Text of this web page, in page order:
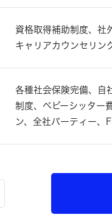
資格取得補助制度、社
キャリアカウンセリン
各種社会保険完備、自
制度、ベビーシッター
ン、全社パーティー、